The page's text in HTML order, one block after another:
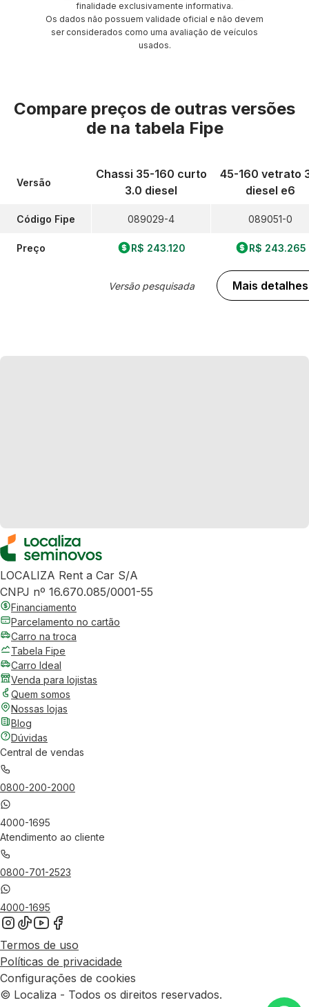
finalidade exclusivamente informativa.
Os dados não possuem validade oficial e não devem
ser considerados como uma avaliação de veículos
usados.
Compare preços de outras versões
de na tabela Fipe
Versão
Código Fipe
Preço
Chassi 35-160 curto
3.0 diesel
089029-4
R$ 243.120
Versão pesquisada
45-160 vetrato
diesel e6
089051-0
R$ 243.265
Mais detalhes
LOCALIZA Rent a Car S/A
CNPJ nº 16.670.085/0001-55
Financiamento
Parcelamento no cartão
Carro na troca
Tabela Fipe
Carro Ideal
Venda para lojistas
Quem somos
Nossas lojas
Blog
Dúvidas
Central de vendas
0800-200-2000
4000-1695
Atendimento ao cliente
0800-701-2523
4000-1695
Termos de uso
Políticas de privacidade
Configurações de cookies
© Localiza - Todos os direitos reservados.